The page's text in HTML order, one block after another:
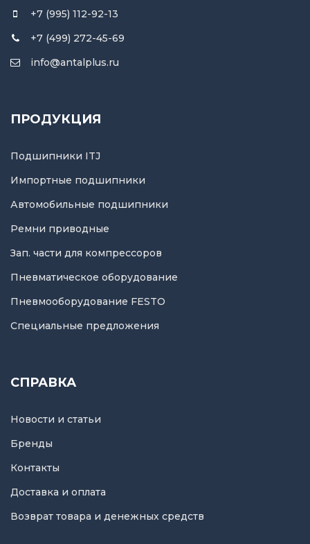
+7 (995) 112-92-13
+7 (499) 272-45-69
info@antalplus.ru
ПРОДУКЦИЯ
Подшипники ITJ
Импортные подшипники
Автомобильные подшипники
Ремни приводные
Зап. части для компрессоров
Пневматическое оборудование
Пневмооборудование FESTO
Специальные предложения
СПРАВКА
Новости и статьи
Бренды
Контакты
Доставка и оплата
Возврат товара и денежных средств